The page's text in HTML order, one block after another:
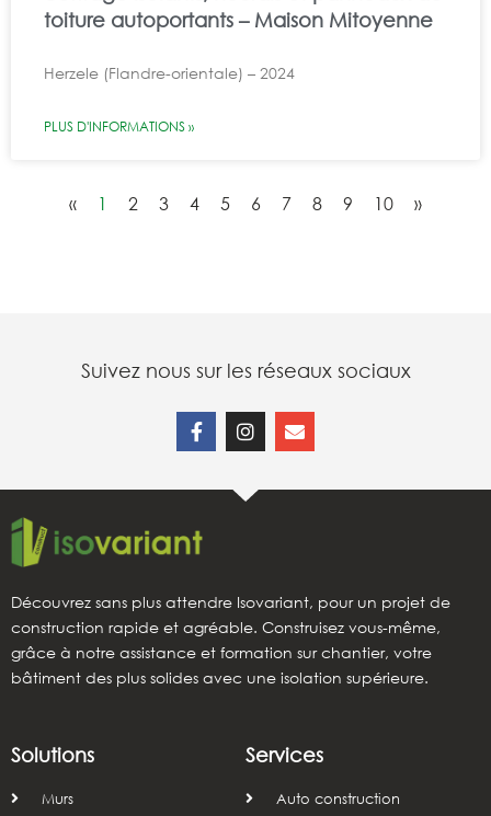
toiture autoportants – Maison Mitoyenne
Herzele (Flandre-orientale) – 2024
PLUS D'INFORMATIONS »
« 1 2 3 4 5 6 7 8 9 10 »
Suivez nous sur les réseaux sociaux
Découvrez sans plus attendre Isovariant, pour un projet de
construction rapide et agréable. Construisez vous-même,
grâce à notre assistance et formation sur chantier, votre
bâtiment des plus solides avec une isolation supérieure.
Solutions
Murs
Services
Auto construction